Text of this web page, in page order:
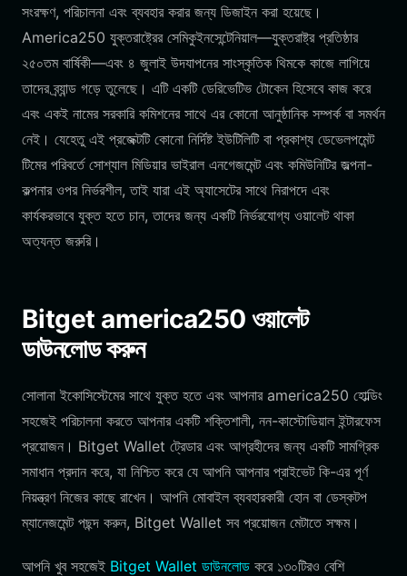
সংরক্ষণ, পরিচালনা এবং ব্যবহার করার জন্য ডিজাইন করা হয়েছে।
America250 যুক্তরাষ্ট্রের সেমিকুইনসেন্টেনিয়াল—যুক্তরাষ্ট্র প্রতিষ্ঠার
২৫০তম বার্ষিকী—এবং ৪ জুলাই উদযাপনের সাংস্কৃতিক থিমকে কাজে লাগিয়ে
তাদের ব্র্যান্ড গড়ে তুলেছে। এটি একটি ডেরিভেটিভ টোকেন হিসেবে কাজ করে
এবং একই নামের সরকারি কমিশনের সাথে এর কোনো আনুষ্ঠানিক সম্পর্ক বা সমর্থন
নেই। যেহেতু এই প্রজেক্টটি কোনো নির্দিষ্ট ইউটিলিটি বা প্রকাশ্য ডেভেলপমেন্ট
টিমের পরিবর্তে সোশ্যাল মিডিয়ার ভাইরাল এনগেজমেন্ট এবং কমিউনিটির জল্পনা-
কল্পনার ওপর নির্ভরশীল, তাই যারা এই অ্যাসেটের সাথে নিরাপদে এবং
কার্যকরভাবে যুক্ত হতে চান, তাদের জন্য একটি নির্ভরযোগ্য ওয়ালেট থাকা
অত্যন্ত জরুরি।
Bitget america250 ওয়ালেট
ডাউনলোড করুন
সোলানা ইকোসিস্টেমের সাথে যুক্ত হতে এবং আপনার america250 হোল্ডিং
সহজেই পরিচালনা করতে আপনার একটি শক্তিশালী, নন-কাস্টোডিয়াল ইন্টারফেস
প্রয়োজন। Bitget Wallet ট্রেডার এবং আগ্রহীদের জন্য একটি সামগ্রিক
সমাধান প্রদান করে, যা নিশ্চিত করে যে আপনি আপনার প্রাইভেট কি-এর পূর্ণ
নিয়ন্ত্রণ নিজের কাছে রাখেন। আপনি মোবাইল ব্যবহারকারী হোন বা ডেস্কটপ
ম্যানেজমেন্ট পছন্দ করুন, Bitget Wallet সব প্রয়োজন মেটাতে সক্ষম।
আপনি খুব সহজেই Bitget Wallet ডাউনলোড করে ১৩০টিরও বেশি